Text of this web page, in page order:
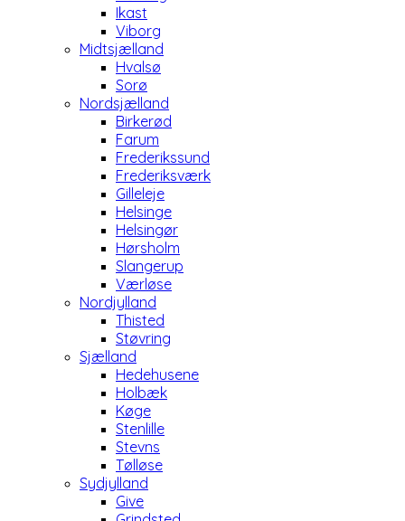
Ikast
Viborg
Midtsjælland
Hvalsø
Sorø
Nordsjælland
Birkerød
Farum
Frederikssund
Frederiksværk
Gilleleje
Helsinge
Helsingør
Hørsholm
Slangerup
Værløse
Nordjylland
Thisted
Støvring
Sjælland
Hedehusene
Holbæk
Køge
Stenlille
Stevns
Tølløse
Sydjylland
Give